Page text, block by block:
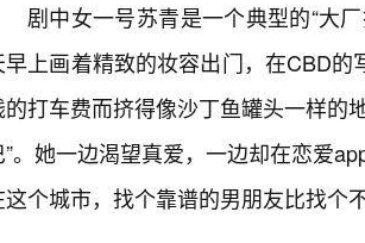
剧中女一号苏青是一个典型的“大
早上画着精致的妆容出门，在CBD
的打车费而挤得像沙丁鱼罐头一样的
”。她一边渴望真爱，一边却在恋爱
这个城市，找个靠谱的男朋友比找个